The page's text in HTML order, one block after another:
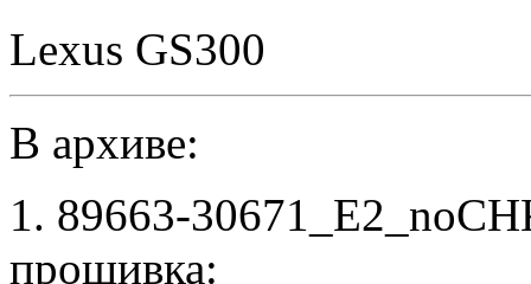
Lexus GS300
В архиве:
1. 89663-
прошивка: